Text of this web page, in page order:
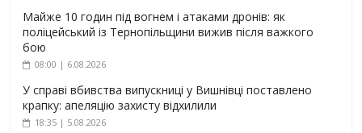
Майже 10 годин під вогнем і атаками дронів: як
поліцейський із Тернопільщини вижив після важкого
бою
08:00 | 6.08.2026
У справі вбивства випускниці у Вишнівці поставлено
крапку: апеляцію захисту відхилили
18:35 | 5.08.2026